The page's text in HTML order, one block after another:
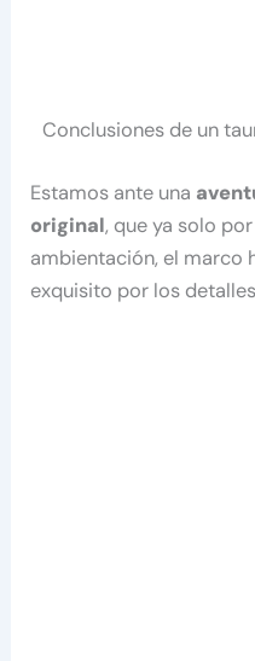
Conclusiones de un
Estamos ante una
original, que ya solo
ambientación, el marco
exquisito por los